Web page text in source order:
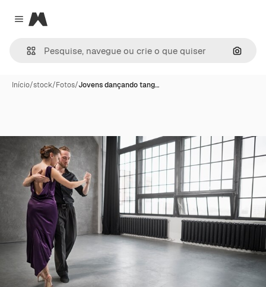
Close menu
Magnific
Início/stock/Fotos/Jovens dançando tang…